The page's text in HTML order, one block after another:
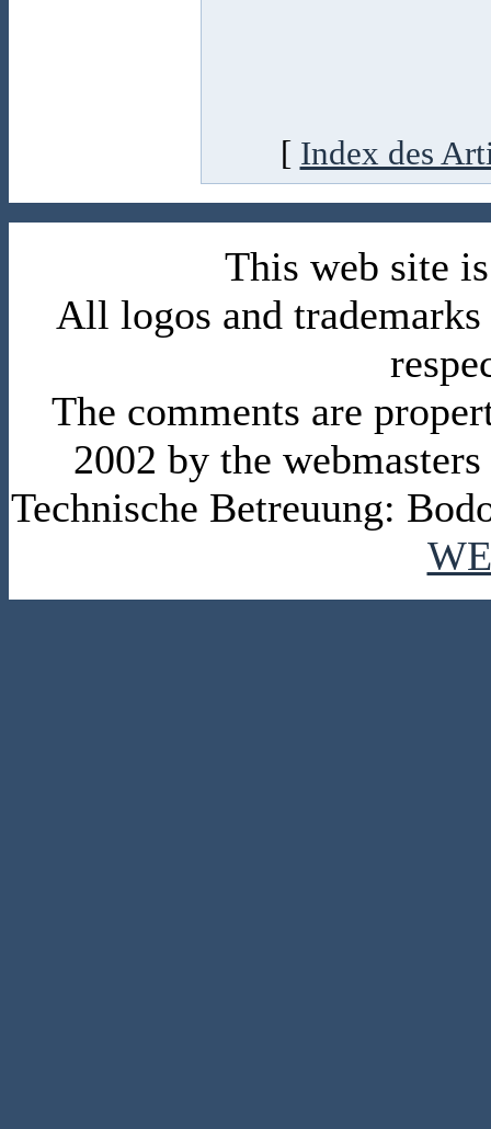
[ Index des
This web site
All logos and
The comments are
2002 by the
Technische Betreuung: